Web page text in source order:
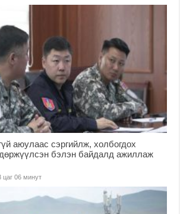
аюулаас сэргийлж, холбогдох
бэлэн байдалд ажиллаж
цаг 06 минут